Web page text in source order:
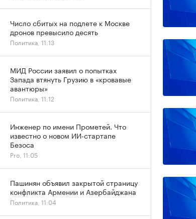
Число сбитых на подлете к Москве
дронов превысило десять
Политика, 11:13
МИД России заявил о попытках
Запада втянуть Грузию в «кровавые
авантюры»
Политика, 11:12
Инженер по имени Прометей. Что
известно о новом ИИ-стартапе
Безоса
Pro, 11:05
Пашинян объявил закрытой страницу
конфликта Армении и Азербайджана
Политика, 11:04